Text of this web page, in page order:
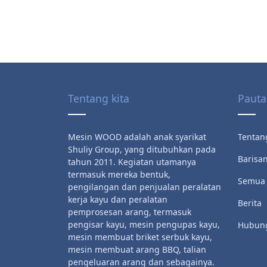
Tentang kita
Mesin WOOD adalah anak syarikat
Shuliy Group, yang ditubuhkan pada
tahun 2011. Kegiatan utamanya
termasuk mereka bentuk,
pengilangan dan penjualan peralatan
kerja kayu dan peralatan
pemprosesan arang, termasuk
pengisar kayu, mesin pengupas kayu,
mesin membuat briket serbuk kayu,
mesin membuat arang BBQ, talian
pengeluaran arang dan sebagainya.
Berita